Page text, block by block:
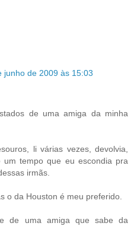
junho de 2009 às 15:03
de uma amiga da minha
li várias vezes, devolvia,
um tempo que eu escondia pra
irmãs.
o da Houston é meu preferido.
de uma amiga que sabe da